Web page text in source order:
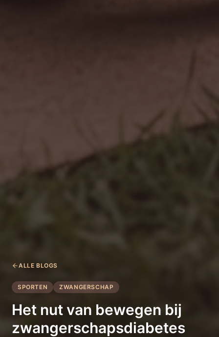
ALLE BLOGS
SPORTEN ZWANGERSCHAP
Het nut van bewegen bij
zwangerschapsdiabetes